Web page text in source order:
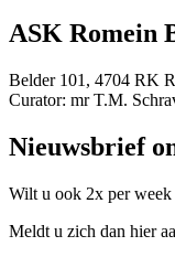
ASK Romein
Belder 101, 4704 RK
Curator: mr T.M.
Nieuwsbrief
Wilt u ook 2x per week
Meldt u zich dan hier